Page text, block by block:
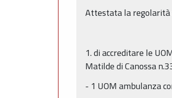
Attestata la
1. di accreditare le
Matilde di Canossa
- 1 UOM ambulanza